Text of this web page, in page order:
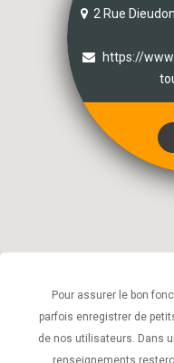
2 Rue
https://
Pour assurer le bon
parfois enregistrer de
de nos utilisateurs. Dans
renseignements